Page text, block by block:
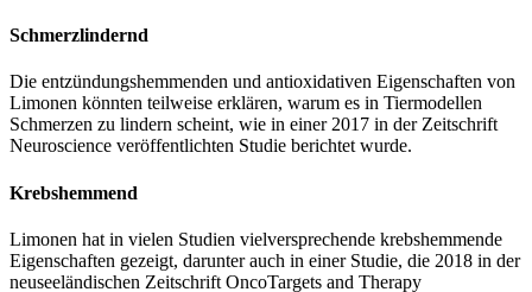
Schmerzlindernd
Die entzündungshemmenden und antioxidativen Eigenschaften von
Limonen könnten teilweise erklären, warum es in Tiermodellen
Schmerzen zu lindern scheint, wie in einer 2017 in der Zeitschrift
Neuroscience veröffentlichten Studie berichtet wurde.
Krebshemmend
Limonen hat in vielen Studien vielversprechende krebshemmende
Eigenschaften gezeigt, darunter auch in einer Studie, die 2018 in der
neuseeländischen Zeitschrift OncoTargets and Therapy